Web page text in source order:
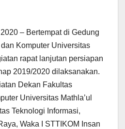
– Bertempat di Gedung
Komputer Universitas
rapat lanjutan persiapan
2019/2020 dilaksanakan.
Dekan Fakultas
Universitas Mathla’ul
Teknologi Informasi,
Waka I STTIKOM Insan